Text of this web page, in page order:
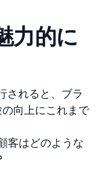
力的に
されると、ブラ
向上にこれまで
客はどのような